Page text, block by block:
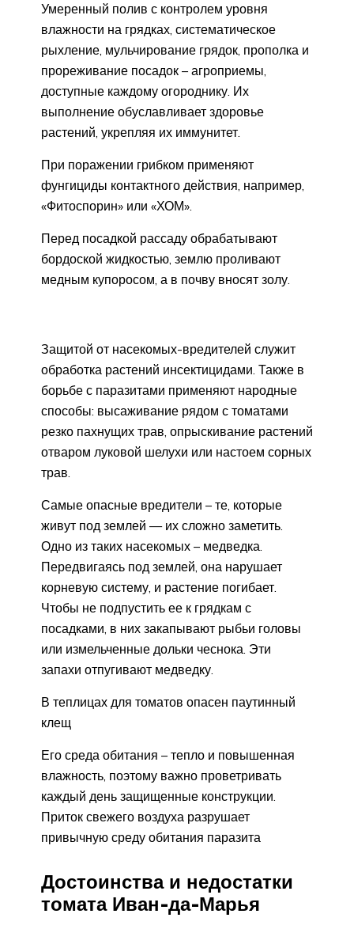
Умеренный полив с контролем уровня
влажности на грядках, систематическое
рыхление, мульчирование грядок, прополка и
прореживание посадок – агроприемы,
доступные каждому огороднику. Их
выполнение обуславливает здоровье
растений, укрепляя их иммунитет.
При поражении грибком применяют
фунгициды контактного действия, например,
«Фитоспорин» или «ХОМ».
Перед посадкой рассаду обрабатывают
бордоской жидкостью, землю проливают
медным купоросом, а в почву вносят золу.
Защитой от насекомых-вредителей служит
обработка растений инсектицидами. Также в
борьбе с паразитами применяют народные
способы: высаживание рядом с томатами
резко пахнущих трав, опрыскивание растений
отваром луковой шелухи или настоем сорных
трав.
Самые опасные вредители – те, которые
живут под землей — их сложно заметить.
Одно из таких насекомых – медведка.
Передвигаясь под землей, она нарушает
корневую систему, и растение погибает.
Чтобы не подпустить ее к грядкам с
посадками, в них закапывают рыбьи головы
или измельченные дольки чеснока. Эти
запахи отпугивают медведку.
В теплицах для томатов опасен паутинный
клещ
Его среда обитания – тепло и повышенная
влажность, поэтому важно проветривать
каждый день защищенные конструкции.
Приток свежего воздуха разрушает
привычную среду обитания паразита
Достоинства и недостатки
томата Иван-да-Марья